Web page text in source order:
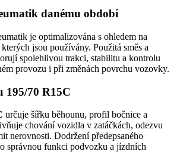
danému období
je optimalizována s ohledem na
jsou používány. Použitá směs a
spolehlivou trakci, stabilitu a kontrolu
provozu i při změnách povrchu vozovky.
195/70 R15C
určuje šířku běhounu, profil bočnice a
chování vozidla v zatáčkách, odezvu
nerovnosti. Dodržení předepsaného
správnou funkci podvozku a jízdních